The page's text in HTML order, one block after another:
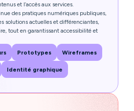
et l’accès aux services.
des pratiques numériques publiques,
solutions actuelles et différenciantes,
tout en garantissant accessibilité et
Prototypes Wireframes
Identité graphique